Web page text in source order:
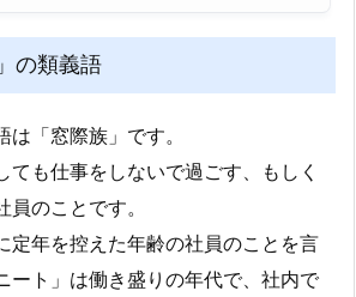
の類義語
「窓際族」です。
ても仕事をしないで過ごす、もしく
員のことです。
定年を控えた年齢の社員のことを言
ート」は働き盛りの年代で、社内で